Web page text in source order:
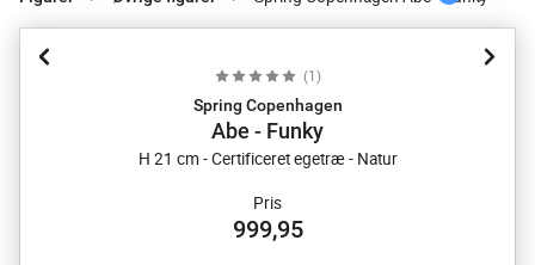
(1 )
Spring Copenhagen
Abe - Funky
H 21 cm - Certificeret egetræ - Natur
Pris
999,95